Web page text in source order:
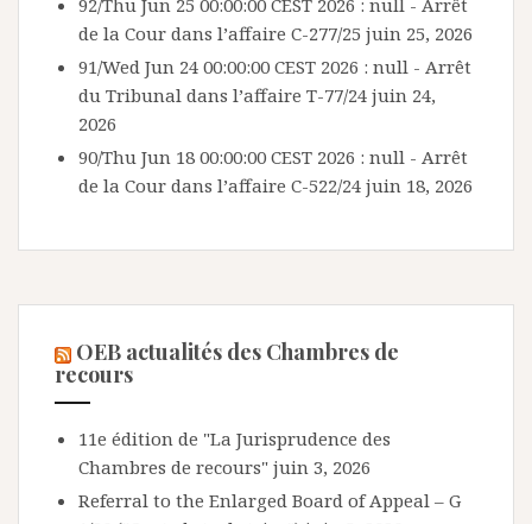
92/Thu Jun 25 00:00:00 CEST 2026 : null - Arrêt
de la Cour dans l’affaire C-277/25 juin 25, 2026
91/Wed Jun 24 00:00:00 CEST 2026 : null - Arrêt
du Tribunal dans l’affaire T-77/24 juin 24,
2026
90/Thu Jun 18 00:00:00 CEST 2026 : null - Arrêt
de la Cour dans l’affaire C-522/24 juin 18, 2026
OEB actualités des Chambres de
recours
11e édition de "La Jurisprudence des
Chambres de recours" juin 3, 2026
Referral to the Enlarged Board of Appeal – G